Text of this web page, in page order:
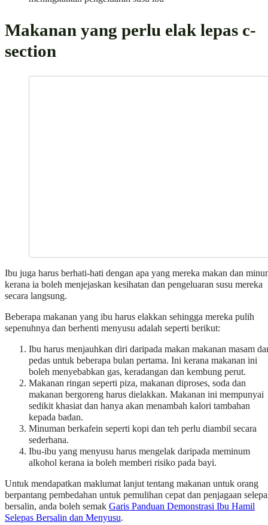
Makanan yang perlu elak lepas c-
section
Ibu juga harus berhati-hati dengan apa yang mereka makan dan
kerana ia boleh menjejaskan kesihatan dan pengeluaran susu mereka
secara langsung.
Beberapa makanan yang ibu harus elakkan sehingga mereka pulih
sepenuhnya dan berhenti menyusu adalah seperti berikut:
Ibu harus menjauhkan diri daripada makan makanan masam
pedas untuk beberapa bulan pertama. Ini kerana makanan ini
boleh menyebabkan gas, keradangan dan kembung perut.
Makanan ringan seperti piza, makanan diproses, soda dan
makanan bergoreng harus dielakkan. Makanan ini mempunyai
sedikit khasiat dan hanya akan menambah kalori tambahan
kepada badan.
Minuman berkafein seperti kopi dan teh perlu diambil secara
sederhana.
Ibu-ibu yang menyusu harus mengelak daripada meminum
alkohol kerana ia boleh memberi risiko pada bayi.
Untuk mendapatkan maklumat lanjut tentang makanan untuk orang
berpantang pembedahan untuk pemulihan cepat dan penjagaan
bersalin, anda boleh semak Garis Panduan Demonstrasi Ibu Hamil
Selepas Bersalin dan Menyusu.